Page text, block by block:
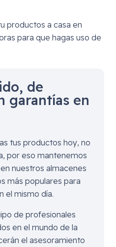
productos a casa en
para que hagas uso de
de
garantías en
tus productos hoy, no
por eso mantenemos
nuestros almacenes
más populares para
el mismo día.
de profesionales
en el mundo de la
el asesoramiento